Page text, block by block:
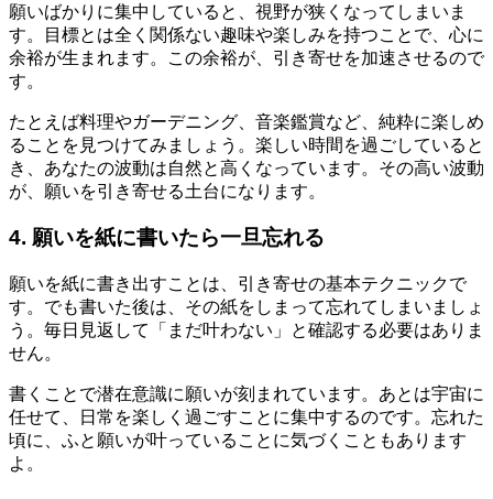
願いばかりに集中していると、視野が狭くなってしまいま
す。目標とは全く関係ない趣味や楽しみを持つことで、心に
余裕が生まれます。この余裕が、引き寄せを加速させるので
す。
たとえば料理やガーデニング、音楽鑑賞など、純粋に楽しめ
ることを見つけてみましょう。楽しい時間を過ごしていると
き、あなたの波動は自然と高くなっています。その高い波動
が、願いを引き寄せる土台になります。
4. 願いを紙に書いたら一旦忘れる
願いを紙に書き出すことは、引き寄せの基本テクニックで
す。でも書いた後は、その紙をしまって忘れてしまいましょ
う。毎日見返して「まだ叶わない」と確認する必要はありま
せん。
書くことで潜在意識に願いが刻まれています。あとは宇宙に
任せて、日常を楽しく過ごすことに集中するのです。忘れた
頃に、ふと願いが叶っていることに気づくこともあります
よ。